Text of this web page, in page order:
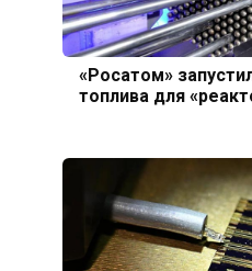
«Росатом»
топлива для